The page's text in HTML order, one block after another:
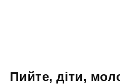
Пийте, діти,